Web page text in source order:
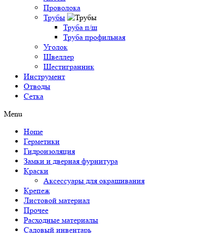
Проволока
Трубы
Труба п/ш
Труба профильная
Уголок
Швеллер
Шестигранник
Инструмент
Отводы
Сетка
Menu
Home
Герметики
Гидроизоляция
Замки и дверная фурнитура
Краски
Аксессуары для окрашивания
Крепеж
Листовой материал
Прочее
Расходные материалы
Садовый инвентарь